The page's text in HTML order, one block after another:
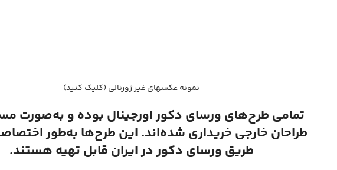
نمونه عکسهای غیر ژورنالی (کلیک کنید)
تمامی طرح‌های ورسای دکور اورجینال بوده و به‌صورت
طراحان خارجی خریداری شده‌اند. این طرح‌ها به‌طور
طریق ورسای دکور در ایران قابل تهیه هستند.